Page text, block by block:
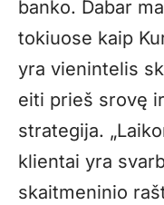
banko. Dabar
tokiuose kaip
yra vienintelis
eiti prieš srovę
strategija.
klientai yra
skaitmeninio